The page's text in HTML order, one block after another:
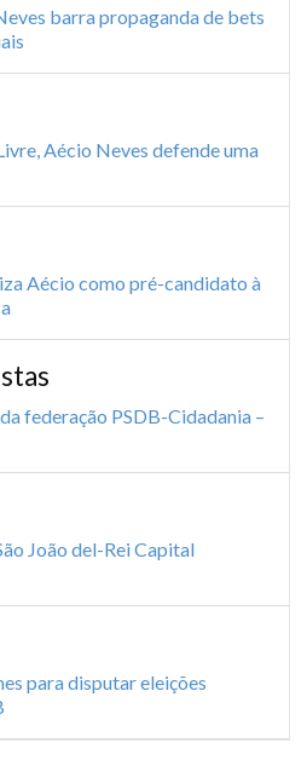
barra propaganda de bets
Aécio Neves defende uma
Aécio como pré-candidato à
federação PSDB-Cidadania –
João del-Rei Capital
para disputar eleições